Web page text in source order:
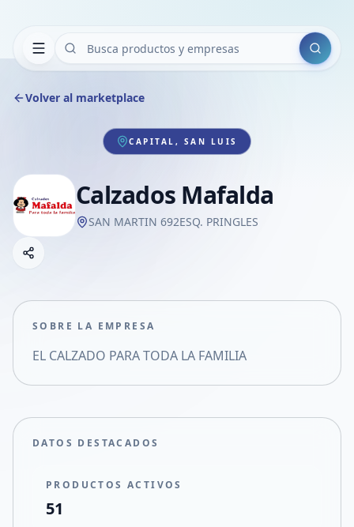
Buscar
Volver al marketplace
CAPITAL, SAN LUIS
Calzados Mafalda
SAN MARTIN 692ESQ. PRINGLES
Compartir empresa
Compartir en X
SOBRE LA EMPRESA
EL CALZADO PARA TODA LA FAMILIA
DATOS DESTACADOS
PRODUCTOS ACTIVOS
51